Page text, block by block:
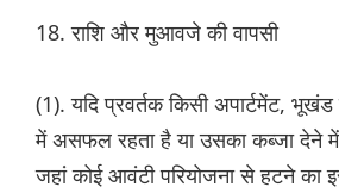
18. राशि और मुआवजे की वापसी
(1). यदि प्रवर्तक किसी अपार्टमेंट,
में असफल रहता है या उसका कब्जा देने
जहां कोई आवंटी परियोजना से हटने का